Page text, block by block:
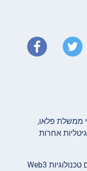
ממשלת פלאו,
אחרות
התוכנית מספקת גם כרטיס זיהוי פיזי וגם זיהוי דיגיטלי, כדי לאפשר עסקאות מקוונות מאובטחות ואימות זהות. מעניין שהם מנצלים טכנולוגיות Web3